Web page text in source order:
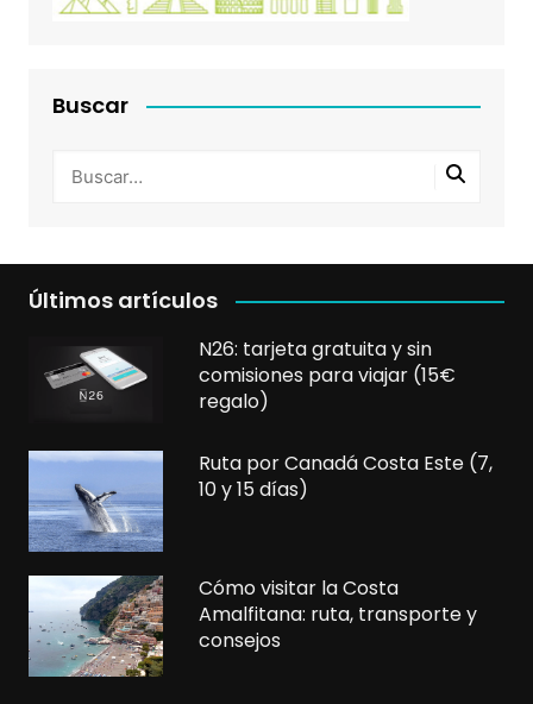
Buscar
Últimos artículos
N26: tarjeta gratuita y sin
comisiones para viajar (15€
regalo)
Ruta por Canadá Costa Este (7,
10 y 15 días)
Cómo visitar la Costa
Amalfitana: ruta, transporte y
consejos